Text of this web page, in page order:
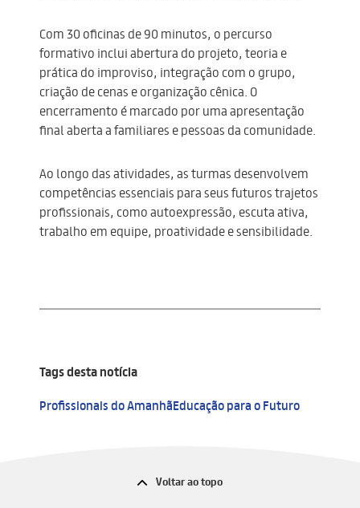
Com 30 oficinas de 90 minutos, o percurso
formativo inclui abertura do projeto, teoria e
prática do improviso, integração com o grupo,
criação de cenas e organização cênica. O
encerramento é marcado por uma apresentação
final aberta a familiares e pessoas da comunidade.
Ao longo das atividades, as turmas desenvolvem
competências essenciais para seus futuros trajetos
profissionais, como autoexpressão, escuta ativa,
trabalho em equipe, proatividade e sensibilidade.
Tags desta notícia
Profissionais do AmanhãEducação para o Futuro
Voltar ao topo